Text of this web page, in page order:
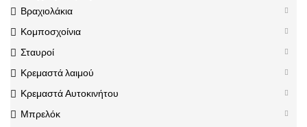
Βραχιολάκια
Κομποσχοίνια
Σταυροί
Κρεμαστά λαιμού
Κρεμαστά Αυτοκινήτου
Μπρελόκ